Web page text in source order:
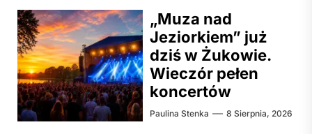
„Muza nad
Jeziorkiem” już
dziś w Żukowie.
Wieczór pełen
koncertów
Paulina Stenka 8 Sierpnia, 2026